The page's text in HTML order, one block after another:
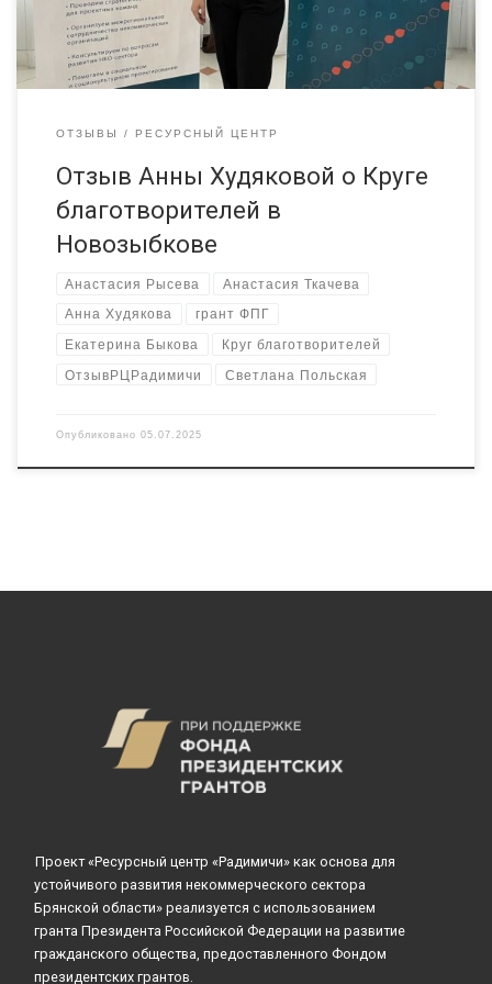
прорабатывая каждый этап: […]
ОТЗЫВЫ РЕСУРСНЫЙ ЦЕНТР
Отзыв Анны Худяковой о Круге
благотворителей в
Новозыбкове
Анастасия Рысева Анастасия Ткачева
Анна Худякова грант ФПГ
Екатерина Быкова Круг благотворителей
ОтзывРЦРадимичи Светлана Польская
Опубликовано 05.07.2025
Проект «Ресурсный центр «Радимичи» как основа для
устойчивого развития некоммерческого сектора
Брянской области» реализуется с использованием
гранта Президента Российской Федерации на развитие
гражданского общества, предоставленного Фондом
президентских грантов.